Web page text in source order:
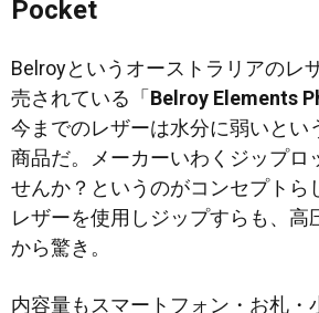
Pocket
Belroyというオーストラリアのレ
売されている「 Belroy Elements
今までのレザーは水分に弱いとい
商品だ。メーカーいわくジップロ
せんか？というのがコンセプトら
レザーを使用しジップすらも、高
から驚き。
内容量もスマートフォン・お札・